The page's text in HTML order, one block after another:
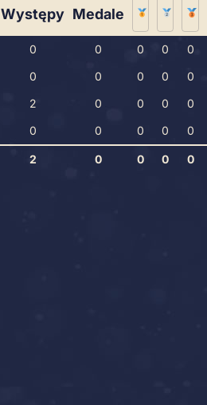
Występy Medale
0 0 0 0
0
0 0 0 0
0
2 0 0 0
0
0 0 0 0 0
2 0 0 0 0